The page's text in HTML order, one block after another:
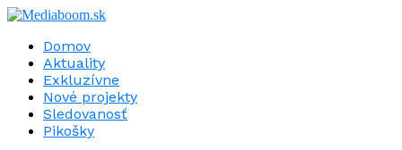
Domov
Aktuality
Exkluzívne
Nové projekty
Sledovanosť
Pikošky